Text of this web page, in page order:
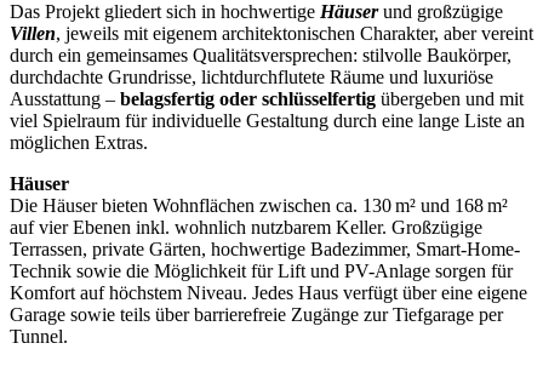
Das Projekt gliedert sich in hochwertige Häuser und großzügige
Villen, jeweils mit eigenem architektonischen Charakter, aber vereint
durch ein gemeinsames Qualitätsversprechen: stilvolle Baukörper,
durchdachte Grundrisse, lichtdurchflutete Räume und luxuriöse
Ausstattung – belagsfertig oder schlüsselfertig übergeben und mit
viel Spielraum für individuelle Gestaltung durch eine lange Liste an
möglichen Extras.
Häuser
Die Häuser bieten Wohnflächen zwischen ca. 130 m² und 168 m²
auf vier Ebenen inkl. wohnlich nutzbarem Keller. Großzügige
Terrassen, private Gärten, hochwertige Badezimmer, Smart-Home-
Technik sowie die Möglichkeit für Lift und PV-Anlage sorgen für
Komfort auf höchstem Niveau. Jedes Haus verfügt über eine eigene
Garage sowie teils über barrierefreie Zugänge zur Tiefgarage per
Tunnel.